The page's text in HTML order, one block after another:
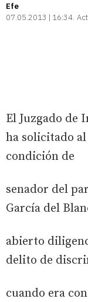
Efe
07.05.2013 | 16:34
El Juzgado de
ha solicitado
condición de
senador del
García del
abierto
delito de
cuando era